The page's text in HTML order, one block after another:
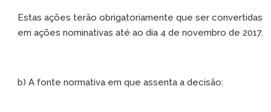
Estas ações terão obrigatoriamente que ser convertidas
em ações nominativas até ao dia 4 de novembro de 2017.
b) A fonte normativa em que assenta a decisão: